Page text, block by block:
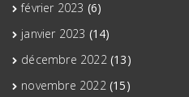
février 2023 (6)
janvier 2023 (14)
décembre 2022(13)
novembre 2022(15)